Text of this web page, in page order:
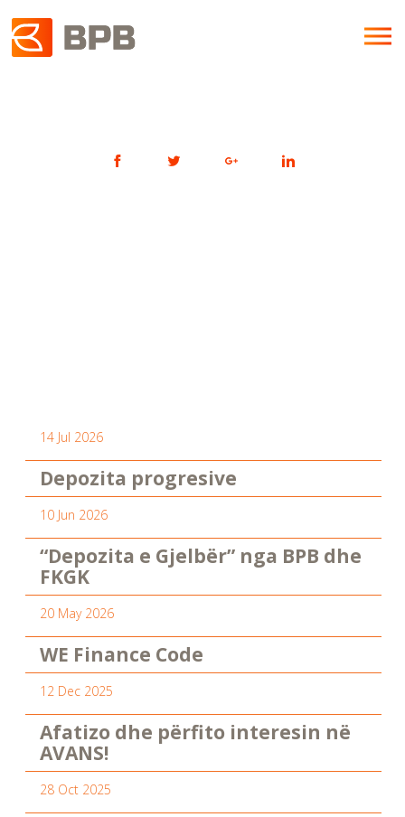
14 Jul 2026
Depozita progresive
10 Jun 2026
“Depozita e Gjelbër” nga BPB dhe
FKGK
20 May 2026
WE Finance Code
12 Dec 2025
Afatizo dhe përfito interesin në
AVANS!
28 Oct 2025